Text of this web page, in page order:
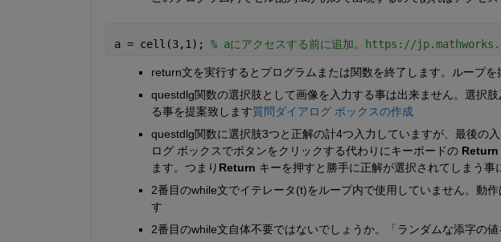
a = cell(3,1); % aにアクセスする前に追加。https://
return文を実行するとプログラムまたは関数を終了します。ループ
questdlg関数の選択肢として画像を入力する事は出来ません。選択
る事を提案致します質問ダイアログ ボックスの作成
questdlg関数に選択肢3つと正解の計4つ入力していますが、最後の
ログ ボックスでボタンをクリックする代わりにキーボードの Return
ます。つまり Return キーを押すと勝手に正解が選択されてしまう
2番目のwhile文でイテレータ(t)をループ内で使用していません。動
す
2番目のwhile文自体不要ではないでしょうか。「ランダムな添字の